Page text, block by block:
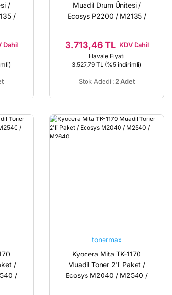
/
/
Dahil
Muadil Drum Ünitesi /
Ecosys P2200 / M2135 /
3.713,46 TL KDV Dahil
Havale Fiyatı
3.527,79 TL (%5 indirimli)
Stok Adedi : 2 Adet
/
/
tonermax
Kyocera Mita TK-1170
Muadil Toner 2'li Paket /
Ecosys M2040 / M2540 /